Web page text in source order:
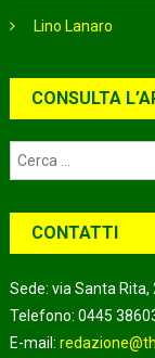
Lino Lanaro
CONSULTA
CONTATTI
Sede: via Santa
Telefono: 0445
E-mail: